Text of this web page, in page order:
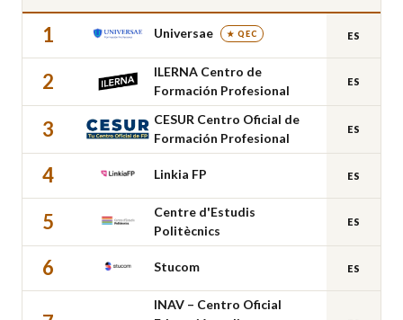
1 Universae ★ QEC ES
2
ILERNA Centro de
Formación Profesional
ES
3
CESUR Centro Oficial de
Formación Profesional
ES
4 Linkia FP ES
5
Centre d'Estudis
Politècnics
ES
6 Stucom ES
INAV – Centro Oficial